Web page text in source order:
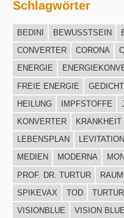
Schlagwörter
BEDINI BEWUSSTSEIN
CONVERTER
CORONA
ENERGIE
FREIE ENERGIE
GEDICHT
HEILUNG
IMPFSTOFFE
KONVERTER
KRANKHEIT
LEBENSPLAN
LEVITATION
MEDIEN
MODERNA
PROF. DR. TURTUR
SPIKEVAX
TOD TURTUR
VISIONBLUE
VISION